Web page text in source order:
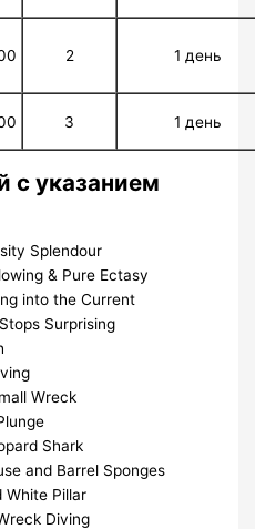
2 1 день
3 1 день
с указанием
Splendour
& Pure Ectasy
into the Current
Surprising
Wreck
Shark
and Barrel Sponges
White Pillar
Diving